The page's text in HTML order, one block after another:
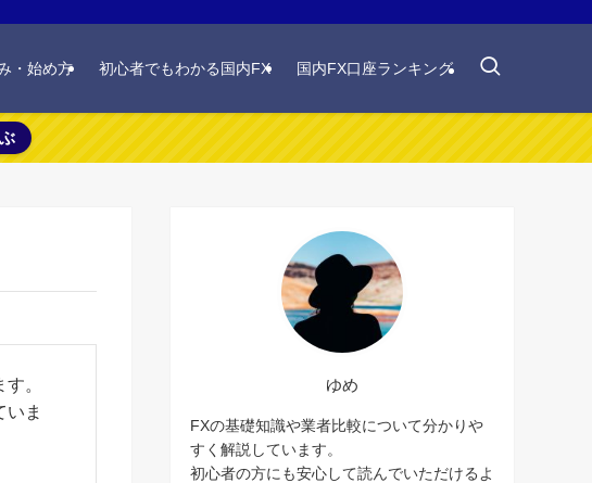
・始め方 初心者でもわかる国内FX 国内FX口座ランキング
。
いま
ゆめ
FXの基礎知識や業者比較について分かりや
すく解説しています。
初心者の方にも安心して読んでいただけるよ